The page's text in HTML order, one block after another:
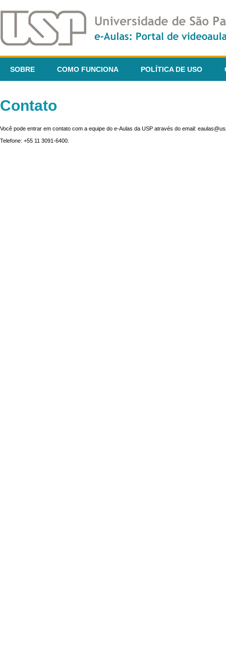
SOBRE COMO FUNCIONA POLÍTICA DE USO
Contato
Você pode entrar em contato com a equipe do e-Aulas da USP através do email:
Telefone: +55 11 3091-6400.